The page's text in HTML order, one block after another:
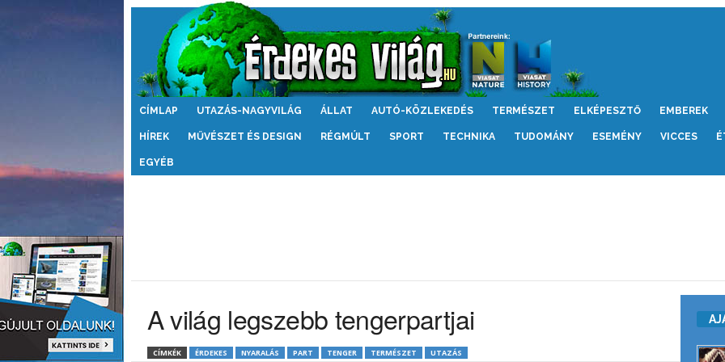
Érdekes
CÍMLAP UTAZÁS-NAGYVILÁG ÁLLAT AUTÓ-KÖZLEKEDÉS TERMÉSZET ELKÉPESZTŐ EMBEREK
HÍREK MŰVÉSZET ÉS DESIGN RÉGMÚLT SPORT TECHNIKA TUDOMÁNY ESEMÉNY VICCES
EGYÉB
A világ legszebb tengerpartjai
CÍMKÉK ÉRDEKES NYARALÁS PART TENGER TERMÉSZET UTAZÁS